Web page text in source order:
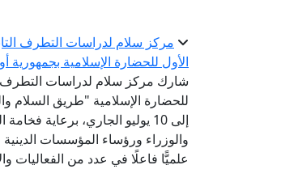
مركز سلام لدراسات التطرف
الأول للحضارة الإسلامية بجمهورية
شارك مركز سلام لدراسات التطرف
إلى 10 يوليو الجاري،
والوزراء ورؤساء المؤسسات
علميًّا فاعلًا في عدد من الفعاليات